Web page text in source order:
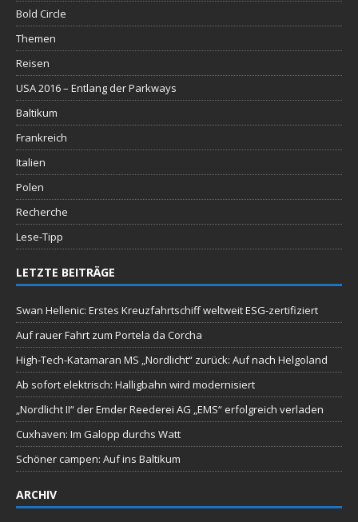
Bold Circle
Themen
Reisen
USA 2016 – Entlang der Parkways
Baltikum
Frankreich
Italien
Polen
Recherche
Lese-Tipp
LETZTE BEITRÄGE
Swan Hellenic: Erstes Kreuzfahrtschiff weltweit ESG-zertifiziert
Auf rauer Fahrt zum Portela da Corcha
High-Tech-Katamaran MS „Nordlicht“ zurück: Auf nach Helgoland
Ab sofort elektrisch: Halligbahn wird modernisiert
„Nordlicht II“ der Emder Reederei AG „EMS“ erfolgreich verladen
Cuxhaven: Im Galopp durchs Watt
Schöner campen: Auf ins Baltikum
ARCHIV